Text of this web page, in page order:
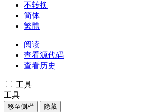
不转换
简体
繁體
阅读
查看源代码
查看历史
工具
工具
移至侧栏 隐藏